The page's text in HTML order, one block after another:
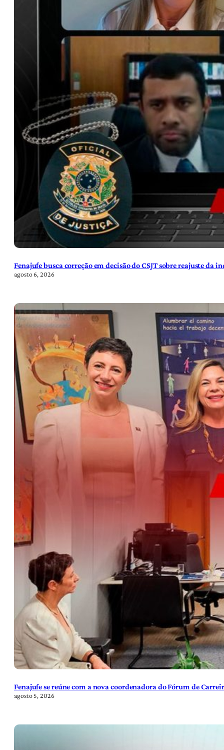
Fenajufe busca correção em decisão do CSJT sobre reajuste da
agosto 6, 2026
Fenajufe se reúne com a nova coordenadora do Fórum de
agosto 5, 2026